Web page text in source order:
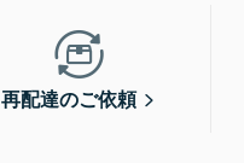
再配達のご依頼